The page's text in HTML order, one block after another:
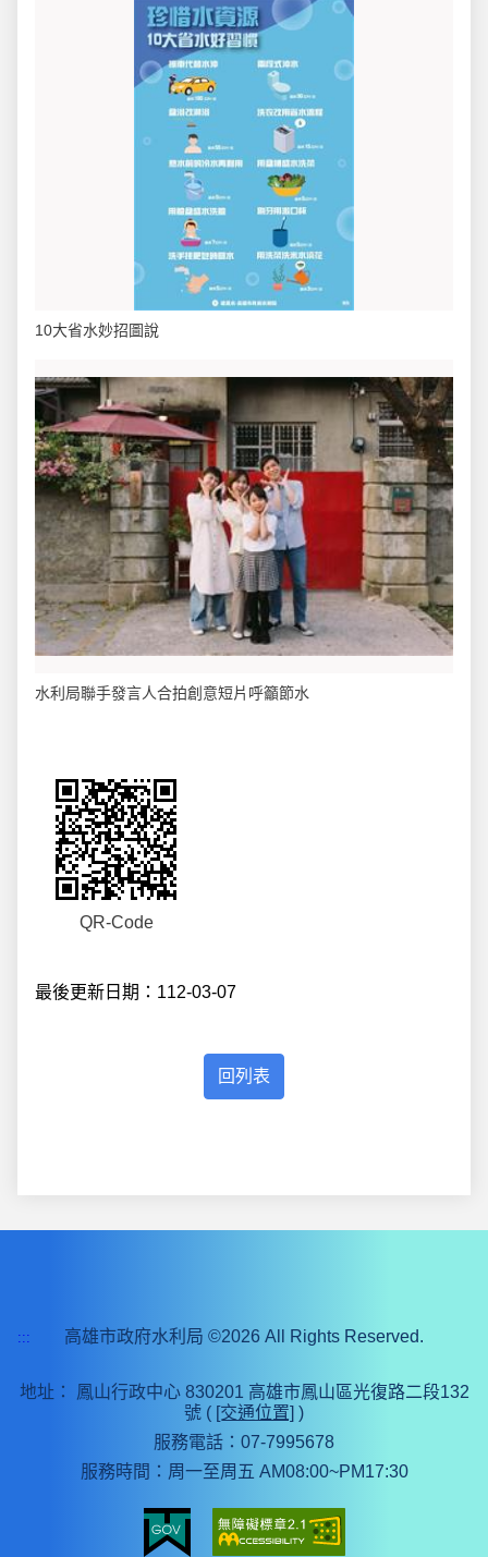
10大省水妙招圖說
水利局聯手發言人合拍創意短片呼籲節水
QR-Code
最後更新日期：112-03-07
::: 高雄市政府水利局 ©2026 All Rights Reserved.
地址：
鳳山行政中心 830201 高雄市鳳山區光復路二段132
號 ( [交通位置] )
服務電話：07-7995678
服務時間：周一至周五 AM08:00~PM17:30